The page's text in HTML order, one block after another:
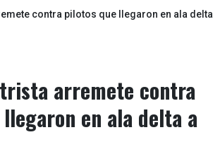
contra pilotos que llegaron en ala delta
arremete contra
en ala delta a